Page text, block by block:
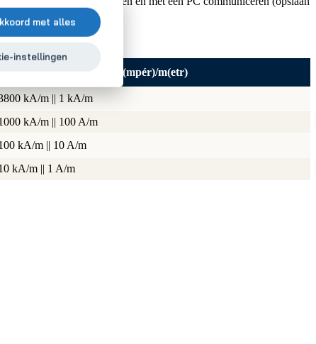
A(mpér)/m(etr)
kA/m || 1 kA/m
kA/m || 100 A/m
kA/m || 10 A/m
kA/m || 1 A/m
met alles
instellingen